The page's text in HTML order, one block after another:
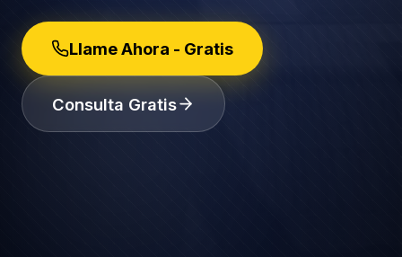
Accidentes de Uber/Lyft(888) 585-2529
Llame Ahora - Gratis
Consulta Gratis